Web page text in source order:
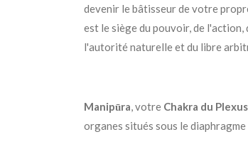
devenir le bâtisseur de votre
est le siège du pouvoir, de
l'autorité naturelle et du libre
Manipūra, votre Chakra du
organes situés sous le diaphragme